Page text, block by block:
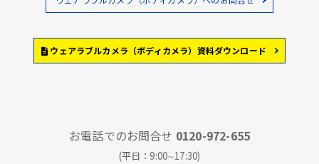
ウェアラブルカメラ（ボディカメラ）資料ダウンロード
お電話でのお問合せ 0120-972-655
(平日：9:00∼17:30)